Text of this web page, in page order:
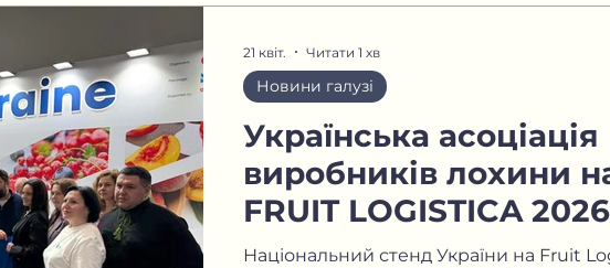
Українська асоціація
виробників лохини
FRUIT LOGISTICA
Берлін
Національний стенд України на Fruit
Новини галузі
21 квіт. Читати 1 хв